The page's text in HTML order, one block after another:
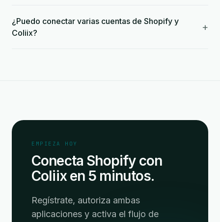
¿Puedo conectar varias cuentas de Shopify y
Coliix?
+
EMPIEZA HOY
Conecta Shopify con
Coliix en 5 minutos.
Regístrate, autoriza ambas
aplicaciones y activa el flujo de